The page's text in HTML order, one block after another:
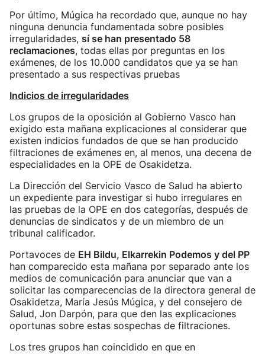
Por último, Múgica ha recordado que, aunque no hay
ninguna denuncia fundamentada sobre posibles
irregularidades, sí se han presentado 58
reclamaciones, todas ellas por preguntas en los
exámenes, de los 10.000 candidatos que ya se han
presentado a sus respectivas pruebas
Indicios de irregularidades
Los grupos de la oposición al Gobierno Vasco han
exigido esta mañana explicaciones al considerar que
existen indicios fundados de que se han producido
filtraciones de exámenes en, al menos, una decena de
especialidades en la OPE de Osakidetza.
La Dirección del Servicio Vasco de Salud ha abierto
un expediente para investigar si hubo irregulares en
las pruebas de la OPE en dos categorías, después de
denuncias de sindicatos y de un miembro de un
tribunal calificador.
Portavoces de EH Bildu, Elkarrekin Podemos y del PP
han comparecido esta mañana por separado ante los
medios de comunicación para anunciar que van a
solicitar las comparecencias de la directora general de
Osakidetza, María Jesús Múgica, y del consejero de
Salud, Jon Darpón, para que den las explicaciones
oportunas sobre estas sospechas de filtraciones.
Los tres grupos han coincidido en que en